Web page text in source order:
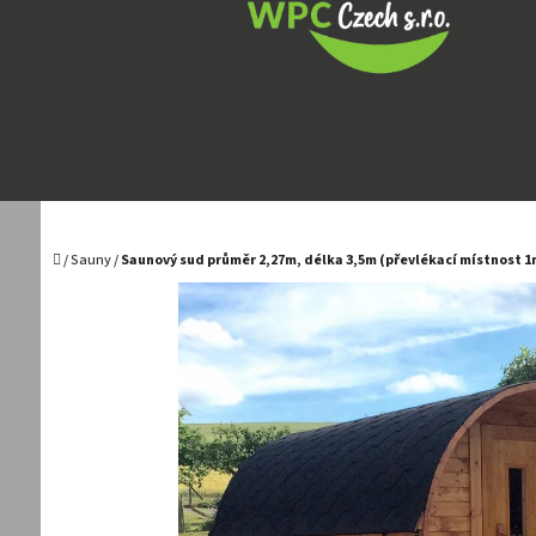
Domů
/Sauny/ Saunový sud průměr 2,27m, délka 3,5m (převlékací místnost